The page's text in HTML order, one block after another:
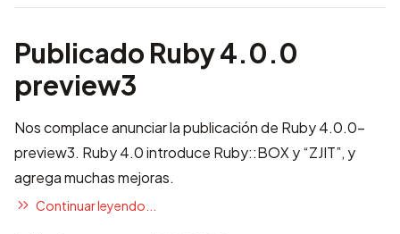
Publicado Ruby 4.0.0
preview3
Nos complace anunciar la publicación de Ruby 4.0.0-
preview3. Ruby 4.0 introduce Ruby::BOX y “ZJIT”, y
agrega muchas mejoras.
Continuar leyendo...